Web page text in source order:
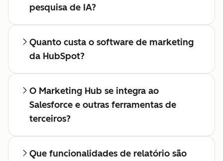
pesquisa de IA?
Quanto custa o software de marketing
da HubSpot?
O Marketing Hub se integra ao
Salesforce e outras ferramentas de
terceiros?
Que funcionalidades de relatório são